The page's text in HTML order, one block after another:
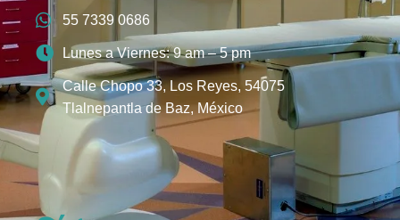
55 7339 0686
Lunes a Viernes: 9 am – 5 pm
Calle Chopo 33, Los Reyes, 54075
Tlalnepantla de Baz, México